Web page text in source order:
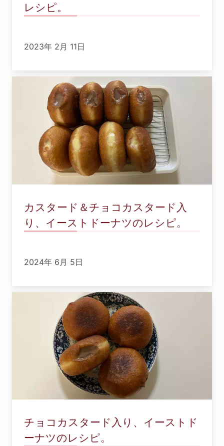
レシピ。
2023年 2月 11日
カスタード＆チョコカスタード入
り、イーストドーナツのレシピ。
2024年 6月 5日
チョコカスタード入り、イーストド
ーナツのレシピ。